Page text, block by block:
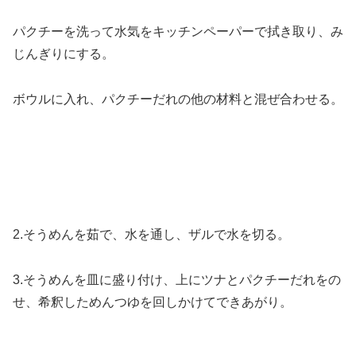
パクチーを洗って水気をキッチンペーパーで拭き取り、み
じんぎりにする。
ボウルに入れ、パクチーだれの他の材料と混ぜ合わせる。
2.そうめんを茹で、水を通し、ザルで水を切る。
3.そうめんを皿に盛り付け、上にツナとパクチーだれをの
せ、希釈しためんつゆを回しかけてできあがり。